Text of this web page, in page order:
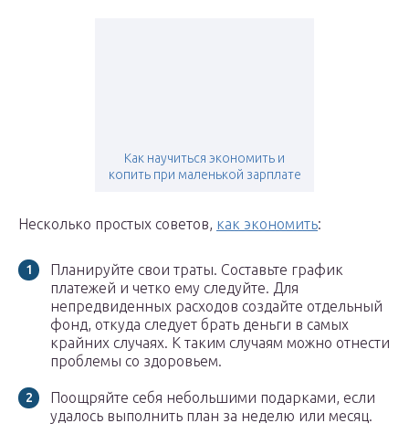
Как научиться экономить и
копить при маленькой зарплате
Несколько простых советов, как экономить:
Планируйте свои траты. Составьте график
платежей и четко ему следуйте. Для
непредвиденных расходов создайте отдельный
фонд, откуда следует брать деньги в самых
крайних случаях. К таким случаям можно отнести
проблемы со здоровьем.
Поощряйте себя небольшими подарками, если
удалось выполнить план за неделю или месяц.